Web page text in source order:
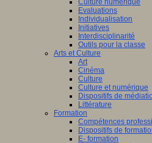
Culture numérique
Evaluations
Individualisation
Initiatives
Interdisciplinarité
Outils pour la classe
Arts et Culture
Art
Cinéma
Culture
Culture et numérique
Dispositifs de
Littérature
Formation
Compétences
Dispositifs de
E- formation